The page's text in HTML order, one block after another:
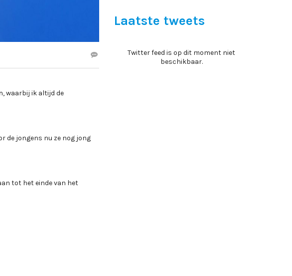
waarbij ik altijd de
de jongens nu ze nog jong
tot het einde van het
Laatste tweets
Twitter feed is op dit moment niet
beschikbaar.